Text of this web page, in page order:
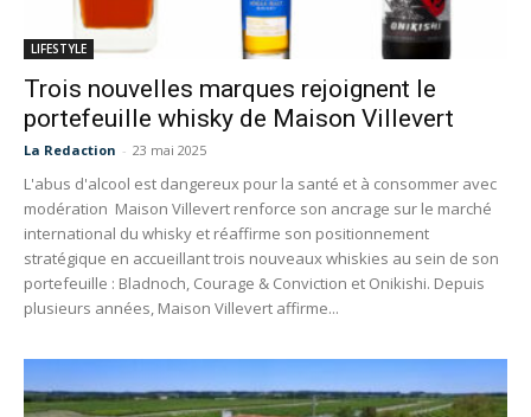
LIFESTYLE
Trois nouvelles marques rejoignent le
portefeuille whisky de Maison Villevert
La Redaction - 23 mai 2025
L'abus d'alcool est dangereux pour la santé et à consommer avec
modération Maison Villevert renforce son ancrage sur le marché
international du whisky et réaffirme son positionnement
stratégique en accueillant trois nouveaux whiskies au sein de son
portefeuille : Bladnoch, Courage & Conviction et Onikishi. Depuis
plusieurs années, Maison Villevert affirme...